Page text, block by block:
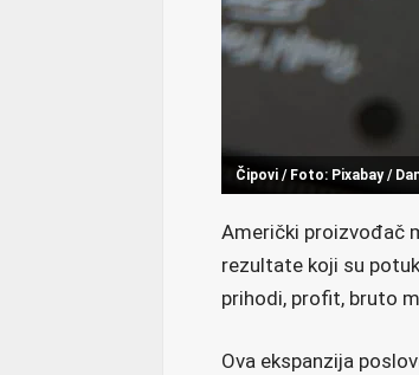
Čipovi / Foto: Pixabay /
Američki proizvođač
rezultate koji su
prihodi, profit, bruto
Ova ekspanzija